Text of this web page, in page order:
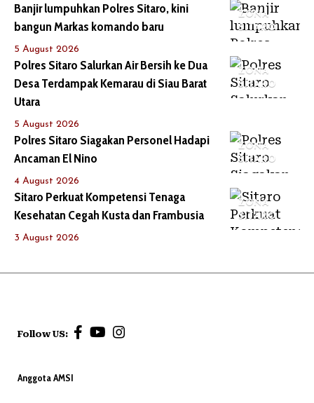
ZONA
SITARO
Banjir lumpuhkan Polres Sitaro, kini
bangun Markas komando baru
5 August 2026
ZONA
SITARO
Polres Sitaro Salurkan Air Bersih ke Dua
Desa Terdampak Kemarau di Siau Barat
Utara
5 August 2026
ZONA
SITARO
Polres Sitaro Siagakan Personel Hadapi
Ancaman El Nino
4 August 2026
ZONA
SITARO
Sitaro Perkuat Kompetensi Tenaga
Kesehatan Cegah Kusta dan Frambusia
3 August 2026
Follow US:
Anggota AMSI